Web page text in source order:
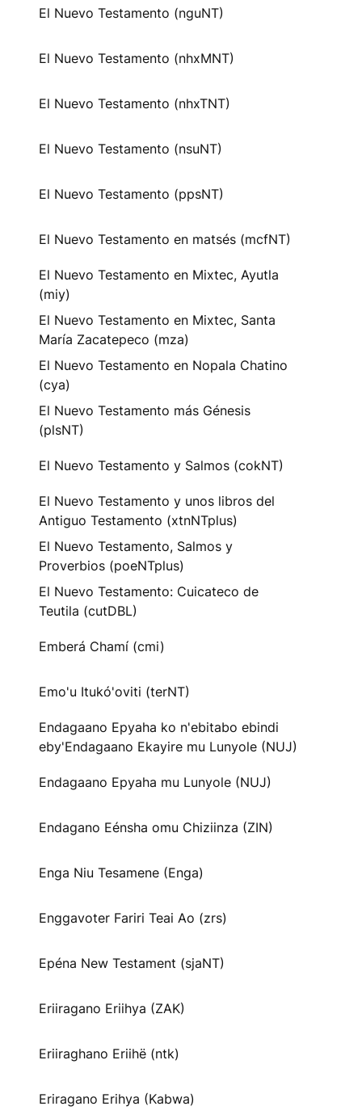
El Nuevo Testamento (nguNT)
El Nuevo Testamento (nhxMNT)
El Nuevo Testamento (nhxTNT)
El Nuevo Testamento (nsuNT)
El Nuevo Testamento (ppsNT)
El Nuevo Testamento en matsés (mcfNT)
El Nuevo Testamento en Mixtec, Ayutla
(miy)
El Nuevo Testamento en Mixtec, Santa
María Zacatepeco (mza)
El Nuevo Testamento en Nopala Chatino
(cya)
El Nuevo Testamento más Génesis
(plsNT)
El Nuevo Testamento y Salmos (cokNT)
El Nuevo Testamento y unos libros del
Antiguo Testamento (xtnNTplus)
El Nuevo Testamento, Salmos y
Proverbios (poeNTplus)
El Nuevo Testamento: Cuicateco de
Teutila (cutDBL)
Emberá Chamí (cmi)
Emo'u Itukó'oviti (terNT)
Endagaano Epyaha ko n'ebitabo ebindi
eby'Endagaano Ekayire mu Lunyole (NUJ)
Endagaano Epyaha mu Lunyole (NUJ)
Endagano Eénsha omu Chiziinza (ZIN)
Enga Niu Tesamene (Enga)
Enggavoter Fariri Teai Ao (zrs)
Epéna New Testament (sjaNT)
Eriiragano Eriihya (ZAK)
Eriiraghano Eriihë (ntk)
Eriragano Erihya (Kabwa)